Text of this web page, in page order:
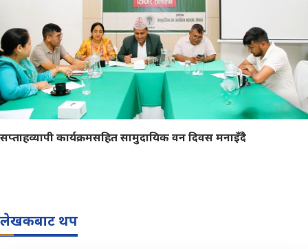
सप्ताहव्यापी कार्यक्रमसहित सामुदायिक वन दिवस मनाइँदै
लेखकबाट थप